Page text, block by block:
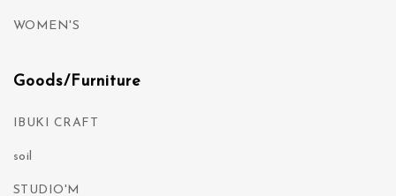
WOMEN'S
Goods/Furniture
IBUKI CRAFT
soil
STUDIO'M